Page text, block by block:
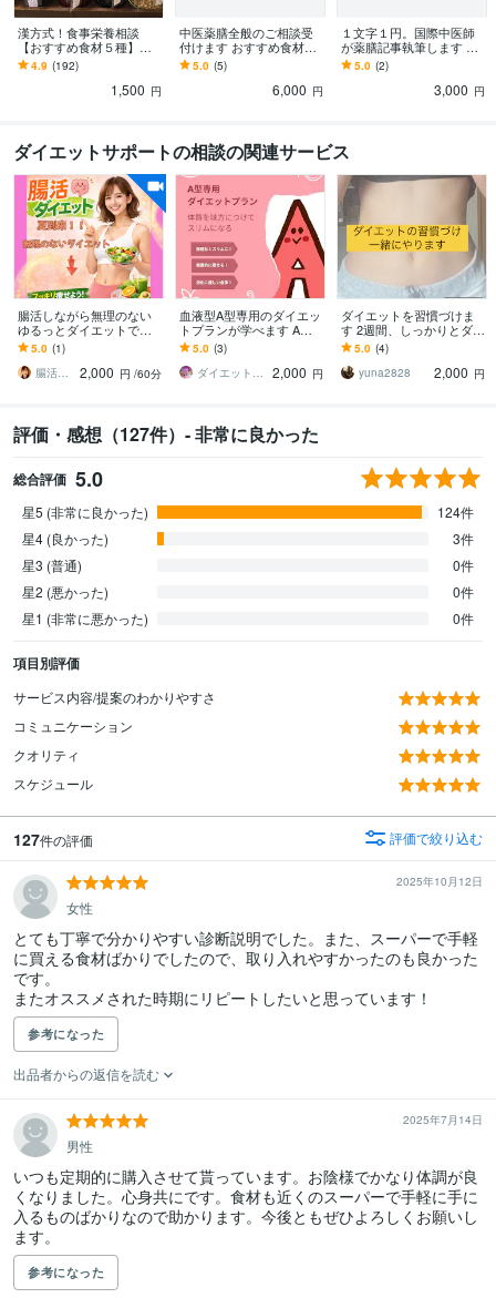
漢方式！食事栄養相談
【おすすめ食材５種】診
断します 《あなただけ
の》パーソナル専属相
談！プロを味方に
4.9 (192)
1,500 円
中医薬膳全般のご相談受
付けます おすすめ食材だ
けでなく中医薬膳の詳し
い内容をご相談受け付
5.0 (5)
6,000 円
１文字１円。国際中医師
が薬膳記事執筆します 中
医学に基づく栄養学、薬
膳記事を執筆。
5.0 (2)
3,000 円
ダイエットサポートの相談の関連サービス
腸活しながら無理のない
ゆるっとダイエットでき
ます 夏到来！！無理なく
楽しい腸活ダイエットで
スリムなボディへ
5.0 (1)
腸活アドバイザー らこ
2,000 円 /60分
血液型A型専用のダイエッ
トプランが学べます A型
専用ダイエットプラン！
体質を味方につけてスリ
ムになる
5.0 (3)
ダイエットティーチャーやのへい
2,000 円
ダイエットを習慣づけま
す 2週間、しっかりとダイ
エットをサポートしま
す。
5.0 (4)
yuna2828
2,000 円
評価・感想（127件）- 非常に良かった
総合評価 5.0
星5 (非常に良かった)
124件
星4 (良かった)
3件
星3 (普通)
0件
星2 (悪かった)
0件
星1 (非常に悪かった)
0件
項目別評価
サービス内容/提案のわかりやすさ
コミュニケーション
クオリティ
スケジュール
127件の評価 評価で絞り込む
2025年10月12日
女性
とても丁寧で分かりやすい診断説明でした。また、スーパーで手軽
に買える食材ばかりでしたので、取り入れやすかったのも良かった
です。
またオススメされた時期にリピートしたいと思っています！
参考になった
出品者からの返信を読む
2025年7月14日
男性
いつも定期的に購入させて貰っています。お陰様でかなり体調が良
くなりました。心身共にです。食材も近くのスーパーで手軽に手に
入るものばかりなので助かります。今後ともぜひよろしくお願いし
ます。
参考になった